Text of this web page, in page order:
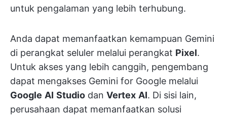
untuk pengalaman yang lebih terhubung.
Anda dapat memanfaatkan kemampuan Gemini
di perangkat seluler melalui perangkat Pixel.
Untuk akses yang lebih canggih, pengembang
dapat mengakses Gemini for Google melalui
Google AI Studio dan Vertex AI. Di sisi lain,
perusahaan dapat memanfaatkan solusi